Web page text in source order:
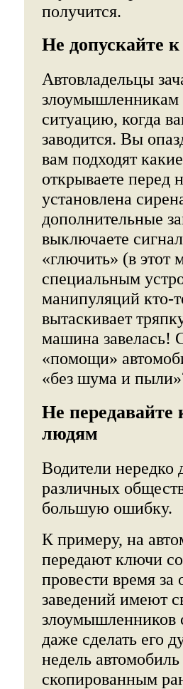
получится.
Не допускайте
Автовладельцы
злоумышленникам
ситуацию, когда
заводится. Вы
вам подходят
открываете перед
установлена
дополнительные
выключаете
«глючить» (в этот
специальным
манипуляций кто-
вытаскивает
машина завелась!
«помощи»
«без шума и
Не
людям
Водители
различных
большую ошибку.
К примеру, на
передают ключи
провести время
заведений имеют
злоумышленников
даже сделать его
недель
скопированным